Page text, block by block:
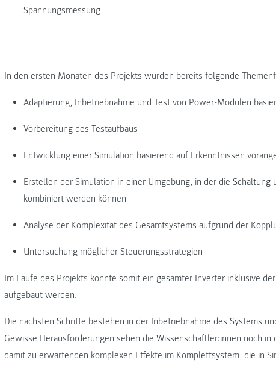
Spannungsmessung
In den ersten Monaten des Projekts wurden bereits folgende
Adaptierung, Inbetriebnahme und Test von Power-Modulen
Vorbereitung des Testaufbaus
Entwicklung einer Simulation basierend auf Erkenntnissen
Erstellen der Simulation in einer Umgebung, in der die Schaltung
kombiniert werden können
Analyse der Komplexität des Gesamtsystems aufgrund der
Untersuchung möglicher Steuerungsstrategien
Im Laufe des Projekts konnte somit ein gesamter Inverter inklusive
aufgebaut werden.
Die nächsten Schritte bestehen in der Inbetriebnahme des Systems
Gewisse Herausforderungen sehen die Wissenschaftler:innen noch
damit zu erwartenden komplexen Effekte im Komplettsystem, die in